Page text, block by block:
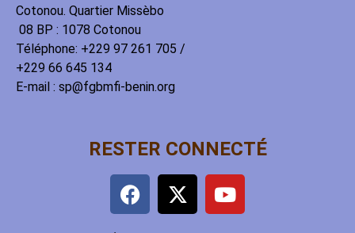
Cotonou. Quartier Missèbo
08 BP : 1078 Cotonou
Téléphone: +229 97 261 705 /
+229 66 645 134
E-mail : sp@fgbmfi-benin.org
RESTER CONNECTÉ